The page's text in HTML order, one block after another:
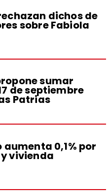
dichos de
sobre Fabiola
sumar
de septiembre
Patrias
aumenta 0,1% por
vivienda